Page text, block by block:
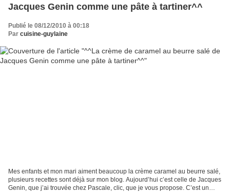
Jacques Genin comme une pâte à tartiner^^
Publié le 08/12/2010 à 00:18
Par cuisine-guylaine
Mes enfants et mon mari aiment beaucoup la crème caramel au beurre salé,
plusieurs recettes sont déjà sur mon blog. Aujourd’hui c’est celle de Jacques
Genin, que j’ai trouvée chez Pascale, clic, que je vous propose. C’est un